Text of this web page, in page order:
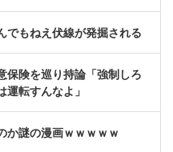
でもねえ伏線が発掘される
保険を巡り持論「強制しろ
転すんなよ」
か謎の漫画ｗｗｗｗｗ